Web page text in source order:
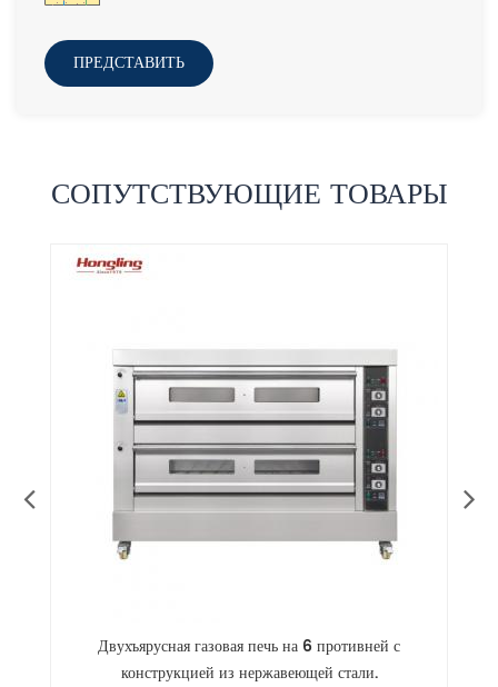
ПРЕДСТАВИТЬ
СОПУТСТВУЮЩИЕ ТОВАРЫ
Газовая печь с 1 ярусом и 3 поддонами для
промышленного хлебопекарного производства.